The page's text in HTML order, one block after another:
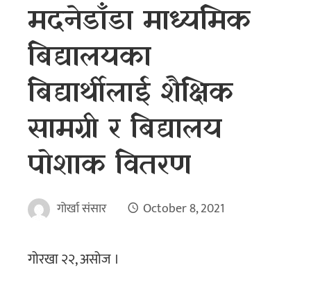
मदनेडाँडा माध्यमिक
बिद्यालयका
बिद्यार्थीलाई शैक्षिक
सामग्री र बिद्यालय
पोशाक वितरण
गोर्खा संसार October 8, 2021
गोरखा २२, असोज ।